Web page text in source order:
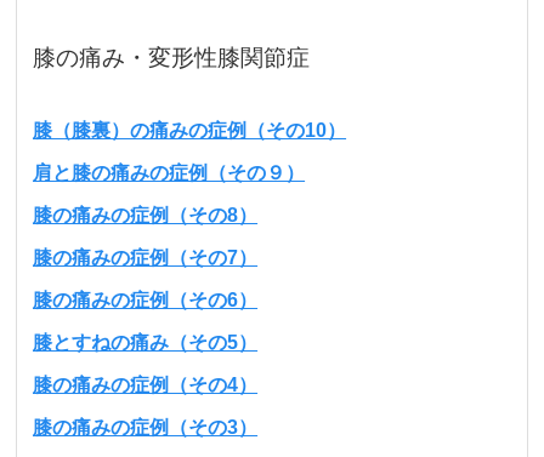
膝の痛み・変形性膝関節症
膝（膝裏）の痛みの症例（その10）
肩と膝の痛みの症例（その９）
膝の痛みの症例（その8）
膝の痛みの症例（その7）
膝の痛みの症例（その6）
膝とすねの痛み（その5）
膝の痛みの症例（その4）
膝の痛みの症例（その3）